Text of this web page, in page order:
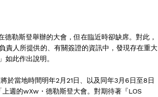
勒斯登舉辦的大會，但在臨近時卻缺席。對此，
責人所提供的、有關簽證的資訊中，發現存在重大
如此作出說明。
於當地時間明年2月21日、以及同年3月6日至8日
週的wXw・德勒斯登大會。對期待著『LOS